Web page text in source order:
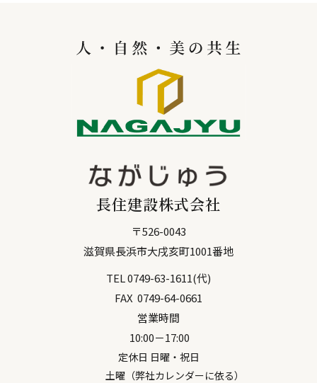
長住建設株式会社
〒526-0043
滋賀県長浜市大戌亥町1001番地
TEL0749-63-1611(代)
FAX 0749-64-0661
営業時間
10:00－17:00
定休日 日曜・祝日
土曜（弊社カレンダーに依る）